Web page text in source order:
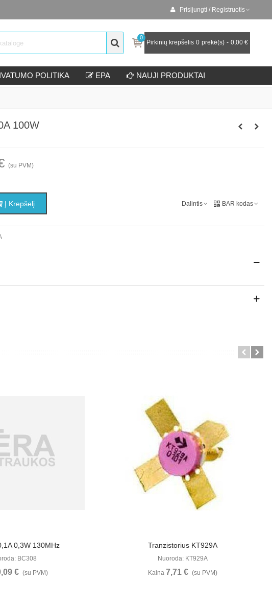
Prisijungti / Registruotis
0
Pirkinių krepšelis 0 prekė(s) - 0,00 €
POLITIKA EPA NAUJI PRODUKTAI
100W
(su PVM)
Į Krepšelį Dalintis BAR kodas
Daugiau
0,3W 130MHz
BC308
€ (su PVM)
Žiūrėti Daugiau
Tranzistorius KT929A
Nuoroda: KT929A
Kaina 7,71 € (su PVM)